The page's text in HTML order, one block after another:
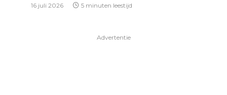
16 juli 2026 5 minuten leestijd
Advertentie